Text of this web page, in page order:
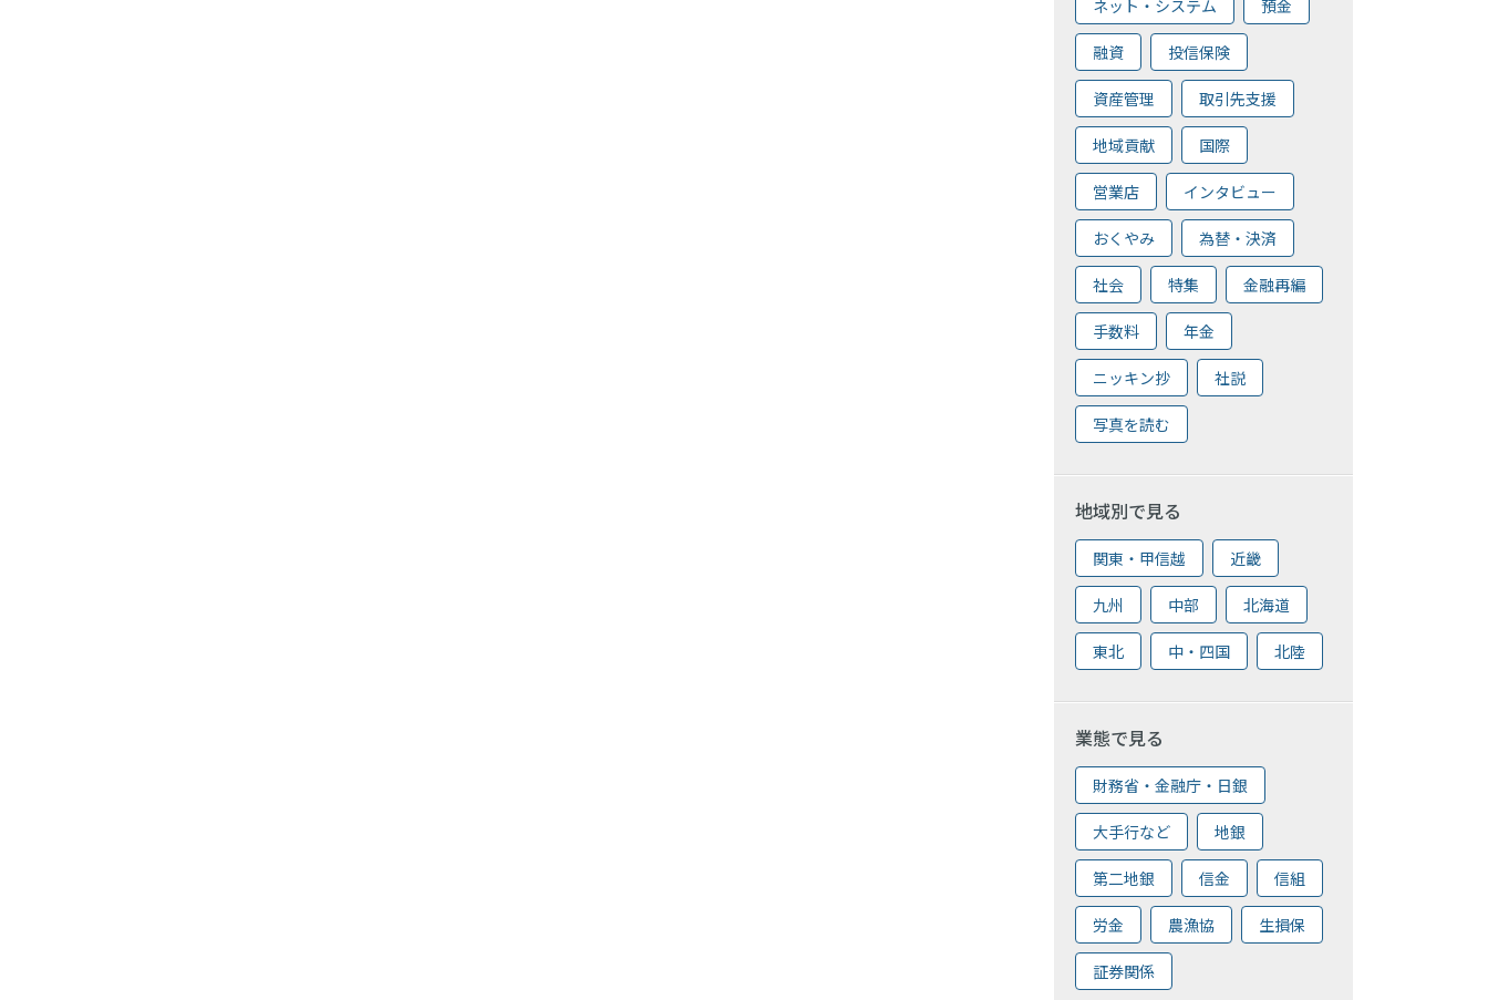
ネット・システム 預金
融資 投信保険
資産管理 取引先支援
地域貢献 国際
営業店 インタビュー
おくやみ 為替・決済
社会 特集 金融再編
手数料 年金
ニッキン抄 社説
写真を読む
地域別で見る
関東・甲信越 近畿
九州 中部 北海道
東北 中・四国 北陸
業態で見る
財務省・金融庁・日銀
大手行など 地銀
第二地銀 信金 信組
労金 農漁協 生損保
証券関係